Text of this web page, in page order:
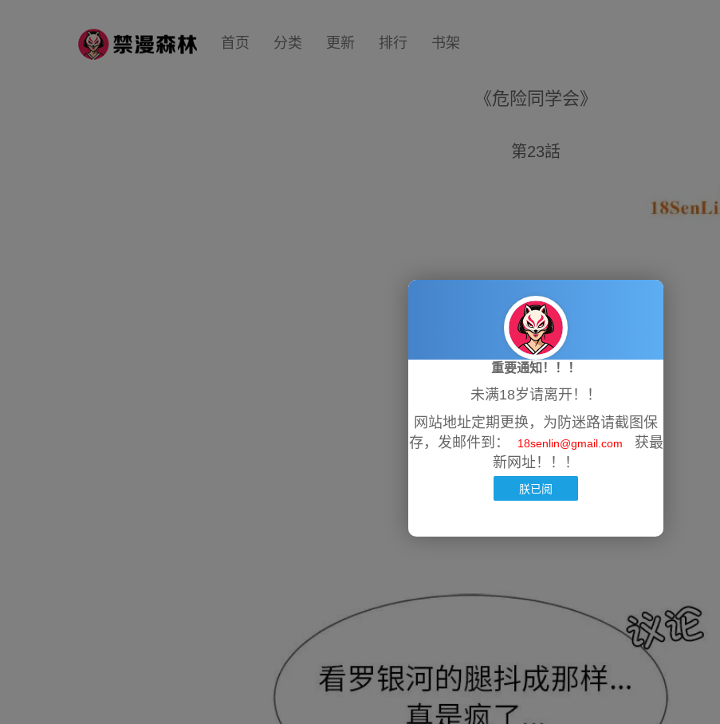
首页 分类 更新 排行 书架
《危险同学会》
第23話
重要通知！！！
未满18岁请离开！！
网站地址定期更换，为防迷路请截图保
存，发邮件到：
18senlin@gmail.com
获最
新网址！！！
朕已阅